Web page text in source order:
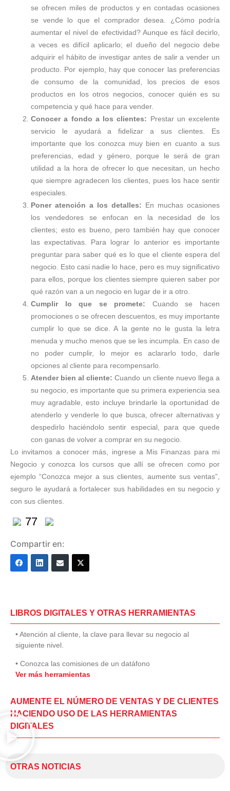
se ofrecen miles de productos y en contadas ocasiones
se vende lo que el comprador desea. ¿Cómo podría
aumentar el nivel de efectividad? Aunque es fácil decirlo,
a veces es difícil aplicarlo; el dueño del negocio debe
adquirir el hábito de investigar antes de salir a vender un
producto. Por ejemplo, hay que conocer las preferencias
de consumo de la comunidad, los precios de esos
productos en los otros negocios, conocer quién es su
competencia y qué hace para vender.
Conocer a fondo a los clientes: Prestar un excelente
servicio le ayudará a fidelizar a sus clientes. Es
importante que los conozca muy bien en cuanto a sus
preferencias, edad y género, porque le será de gran
utilidad a la hora de ofrecer lo que necesitan, un hecho
que siempre agradecen los clientes, pues los hace sentir
especiales.
Poner atención a los detalles: En muchas ocasiones
los vendedores se enfocan en la necesidad de los
clientes; esto es bueno, pero también hay que conocer
las expectativas. Para lograr lo anterior es importante
preguntar para saber qué es lo que el cliente espera del
negocio. Esto casi nadie lo hace, pero es muy significativo
para ellos, porque los clientes siempre quieren saber por
qué razón van a un negocio en lugar de ir a otro.
Cumplir lo que se promete: Cuando se hacen
promociones o se ofrecen descuentos, es muy importante
cumplir lo que se dice. A la gente no le gusta la letra
menuda y mucho menos que se les incumpla. En caso de
no poder cumplir, lo mejor es aclararlo todo, darle
opciones al cliente para recompensarlo.
Atender bien al cliente:Cuando un cliente nuevo llega a
su negocio, es importante que su primera experiencia sea
muy agradable, esto incluye brindarle la oportunidad de
atenderlo y venderle lo que busca, ofrecer alternativas y
despedirlo haciéndolo sentir especial, para que quede
con ganas de volver a comprar en su negocio.
Lo invitamos a conocer más, ingrese a Mis Finanzas para mi
Negocio y conozca los cursos que allí se ofrecen como por
ejemplo “Conozca mejor a sus clientes, aumente sus ventas”,
seguro le ayudará a fortalecer sus habilidades en su negocio y
con sus clientes.
77
Compartir en:
LIBROS DIGITALES Y OTRAS HERRAMIENTAS
• Atención al cliente, la clave para llevar su negocio al
siguiente nivel.
• Conozca las comisiones de un datáfono
Ver más herramientas
AUMENTE EL NÚMERO DE VENTAS Y DE CLIENTES
HACIENDO USO DE LAS HERRAMIENTAS
DIGITALES
OTRAS NOTICIAS